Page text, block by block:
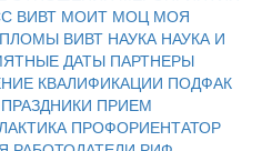
ВИВТ МОИТ МОЦ МОЯ
ВИВТ НАУКА НАУКА И
ДАТЫ ПАРТНЕРЫ
КВАЛИФИКАЦИИ ПОДФАК
ПРАЗДНИКИ ПРИЕМ
ПРОФОРИЕНТАТОР